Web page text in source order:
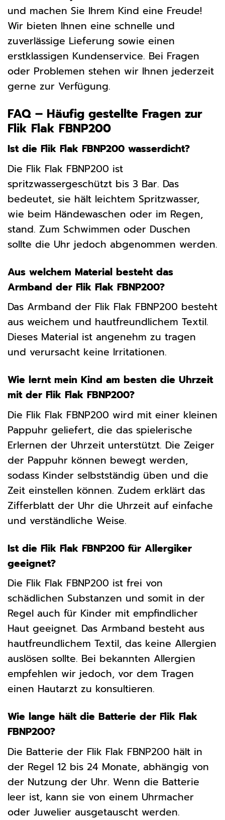
und machen Sie Ihrem Kind eine Freude!
Wir bieten Ihnen eine schnelle und
zuverlässige Lieferung sowie einen
erstklassigen Kundenservice. Bei Fragen
oder Problemen stehen wir Ihnen jederzeit
gerne zur Verfügung.
FAQ – Häufig gestellte Fragen zur
Flik Flak FBNP200
Ist die Flik Flak FBNP200 wasserdicht?
Die Flik Flak FBNP200 ist
spritzwassergeschützt bis 3 Bar. Das
bedeutet, sie hält leichtem Spritzwasser,
wie beim Händewaschen oder im Regen,
stand. Zum Schwimmen oder Duschen
sollte die Uhr jedoch abgenommen werden.
Aus welchem Material besteht das
Armband der Flik Flak FBNP200?
Das Armband der Flik Flak FBNP200 besteht
aus weichem und hautfreundlichem Textil.
Dieses Material ist angenehm zu tragen
und verursacht keine Irritationen.
Wie lernt mein Kind am besten die Uhrzeit
mit der Flik Flak FBNP200?
Die Flik Flak FBNP200 wird mit einer kleinen
Pappuhr geliefert, die das spielerische
Erlernen der Uhrzeit unterstützt. Die Zeiger
der Pappuhr können bewegt werden,
sodass Kinder selbstständig üben und die
Zeit einstellen können. Zudem erklärt das
Zifferblatt der Uhr die Uhrzeit auf einfache
und verständliche Weise.
Ist die Flik Flak FBNP200 für Allergiker
geeignet?
Die Flik Flak FBNP200 ist frei von
schädlichen Substanzen und somit in der
Regel auch für Kinder mit empfindlicher
Haut geeignet. Das Armband besteht aus
hautfreundlichem Textil, das keine Allergien
auslösen sollte. Bei bekannten Allergien
empfehlen wir jedoch, vor dem Tragen
einen Hautarzt zu konsultieren.
Wie lange hält die Batterie der Flik Flak
FBNP200?
Die Batterie der Flik Flak FBNP200 hält in
der Regel 12 bis 24 Monate, abhängig von
der Nutzung der Uhr. Wenn die Batterie
leer ist, kann sie von einem Uhrmacher
oder Juwelier ausgetauscht werden.